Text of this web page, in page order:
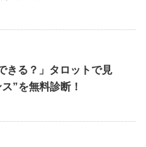
きる？」タロットで見
”を無料診断！